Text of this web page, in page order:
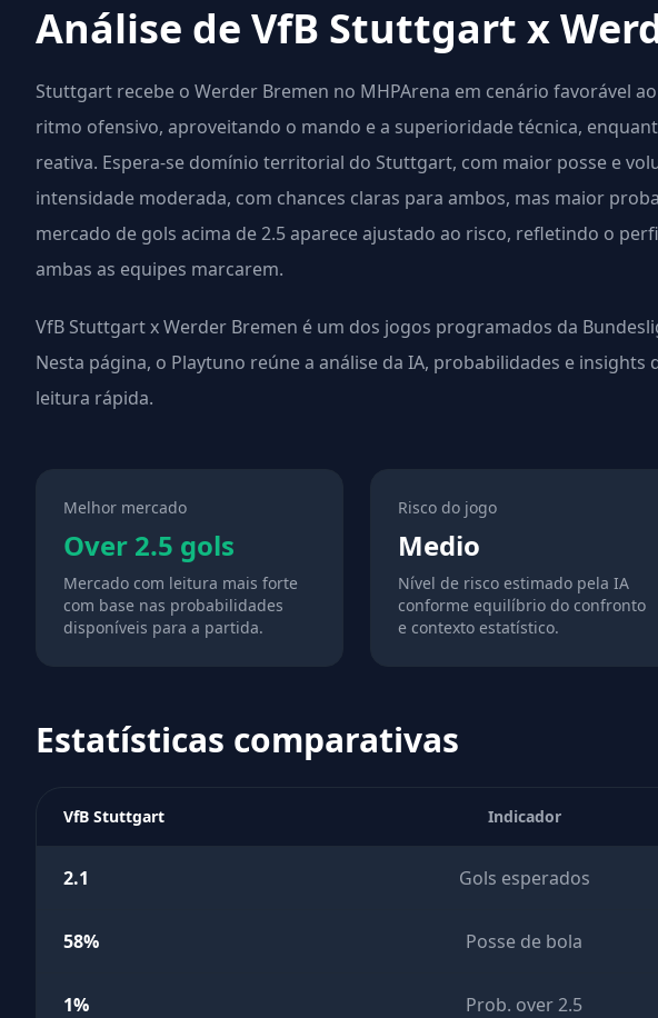
Análise de VfB Stuttgart x
Stuttgart recebe o Werder Bremen no MHPArena em cenário favorável
ritmo ofensivo, aproveitando o mando e a superioridade técnica,
reativa. Espera-se domínio territorial do Stuttgart, com maior posse e
intensidade moderada, com chances claras para ambos, mas maior
mercado de gols acima de 2.5 aparece ajustado ao risco, refletindo o
ambas as equipes marcarem.
VfB Stuttgart x Werder Bremen é um dos jogos programados da
Nesta página, o Playtuno reúne a análise da IA, probabilidades e
leitura rápida.
Melhor mercado
Over 2.5 gols
Mercado com leitura mais forte
com base nas probabilidades
disponíveis para a partida.
Risco do jogo
Medio
Nível de risco estimado pela IA
conforme equilíbrio do confronto
e contexto estatístico.
Estatísticas comparativas
VfB Stuttgart Indicador
2.1 Gols esperados
58% Posse de bola
1% Prob. over 2.5